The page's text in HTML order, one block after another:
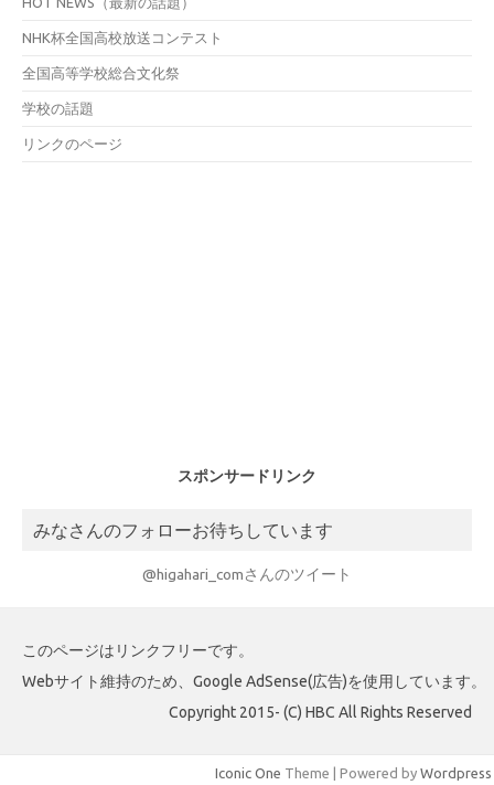
NHK杯全国高校放送コンテスト
全国高等学校総合文化祭
学校の話題
リンクのページ
スポンサードリンク
みなさんのフォローお待ちしています
@higahari_comさんのツイート
このページはリンクフリーです。
Webサイト維持のため、Google AdSense(広告)を使用しています。
Copyright 2015- (C) HBC All Rights Reserved
Iconic One Theme | Powered by Wordpress